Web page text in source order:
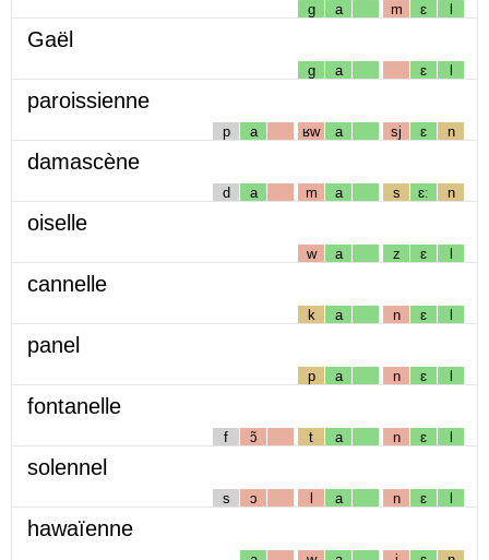
g a m ɛ l
Gaël
g a ɛ l
paroissienne
p a ʁw a sj ɛ n
damascène
d a m a s ɛː n
oiselle
w a z ɛ l
cannelle
k a n ɛ l
panel
p a n ɛ l
fontanelle
f ɔ̃ t a n ɛ l
solennel
s ɔ l a n ɛ l
hawaïenne